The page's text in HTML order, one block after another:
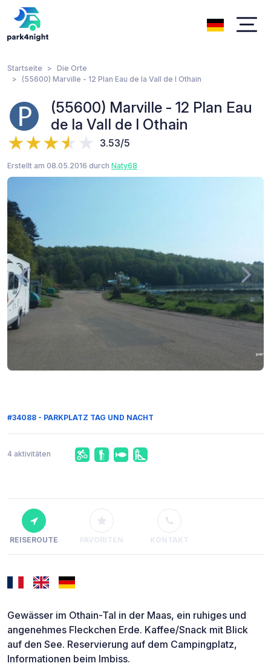
Startseite
Die Orte
(55600) Marville - 12 Plan Eau de la Vall de l Othain
(55600) Marville - 12 Plan Eau
de la Vall de l Othain
3.53/5
Erstellt am 08.05.2016 durch Naty68
#34088 - PARKPLATZ TAG UND NACHT
4 aktivitäten
REISEROUTE FAVORITEN KONTAKT
Gewässer im Othain-Tal in der Maas, ein ruhiges und
angenehmes Fleckchen Erde. Kaffee/Snack mit Blick
auf den See. Reservierung auf dem Campingplatz,
Informationen beim Imbiss.